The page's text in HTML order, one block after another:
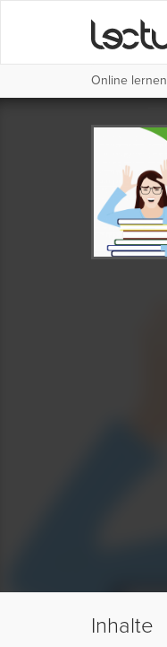
Online lernen
Inhalte